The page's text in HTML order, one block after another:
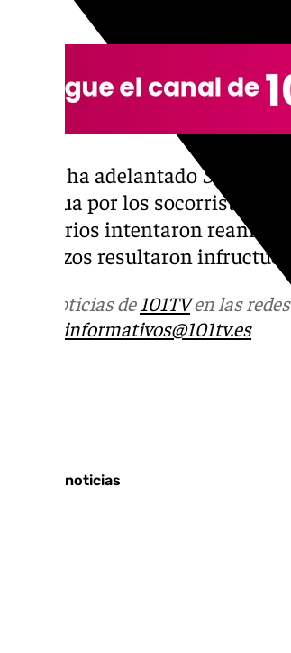
Según ha adelantadoSur
, la
del agua por los socorristas
sanitarios intentaron
esfuerzos resultaron
Más noticias de101TVen las
informativos@101tv.es
Últimas noticias